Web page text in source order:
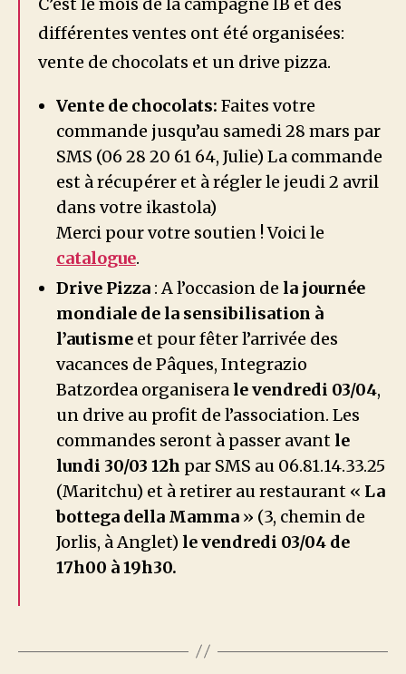
C’est le mois de la campagne IB et des
différentes ventes ont été organisées:
vente de chocolats et un drive pizza.
Vente de chocolats: Faites votre
commande jusqu’au samedi 28 mars par
SMS (06 28 20 61 64, Julie) La commande
est à récupérer et à régler le jeudi 2 avril
dans votre ikastola)
Merci pour votre soutien ! Voici le
catalogue.
Drive Pizza : A l’occasion de la journée
mondiale de la sensibilisation à
l’autisme et pour fêter l’arrivée des
vacances de Pâques, Integrazio
Batzordea organisera le vendredi 03/04,
un drive au profit de l’association. Les
commandes seront à passer avant le
lundi 30/03 12h par SMS au 06.81.14.33.25
(Maritchu) et à retirer au restaurant « La
bottega della Mamma » (3, chemin de
Jorlis, à Anglet) le vendredi 03/04 de
17h00 à 19h30.